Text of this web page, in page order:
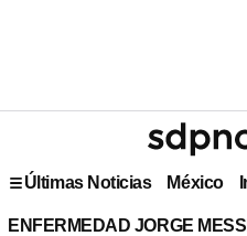
Últimas Noticias México
ENFERMEDAD JORGE MESSI